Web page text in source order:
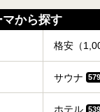
から探す
格安（
サウナ 579
ホテル 539